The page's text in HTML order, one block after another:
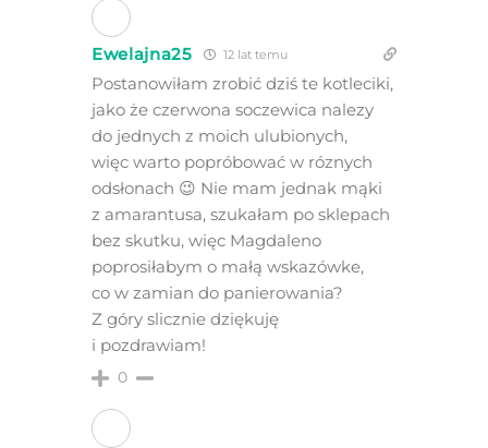
Ewelajna25 12 lat temu
Postanowiłam zrobić dziś te kotleciki,
jako że czerwona soczewica nalezy
do jednych z moich ulubionych,
więc warto popróbować w róznych
odsłonach 😉 Nie mam jednak mąki
z amarantusa, szukałam po sklepach
bez skutku, więc Magdaleno
poprosiłabym o małą wskazówke,
co w zamian do panierowania?
Z góry slicznie dziękuję
i pozdrawiam!
0